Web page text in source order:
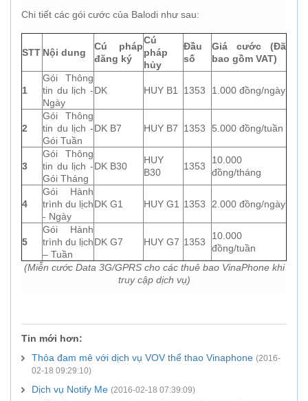
Chi tiết các gói cước của Balodi như sau:
STT Nội dung
Cú pháp
đăng ký
Cú
pháp
hủy
Đầu
số
Giá cước (Đã
bao gồm VAT)
1
Gói Thông
tin du lịch -
Ngày
DK HUY B1 1353 1.000 đồng/ngày
2
Gói Thông
tin du lịch -
Gói Tuần
DK B7 HUY B7 1353 5.000 đồng/tuần
3
Gói Thông
tin du lịch -
Gói Tháng
DK B30
HUY
B30
1353
10.000
đồng/tháng
4
Gói Hành
trình du lịch
- Ngày
DK G1 HUY G1 1353 2.000 đồng/ngày
5
Gói Hành
trình du lịch
– Tuần
DK G7 HUY G7 1353
10.000
đồng/tuần
(Miễn cước Data 3G/GPRS cho các thuê bao VinaPhone khi
truy cập dịch vụ)
Tin mới hơn:
Thỏa đam mê với dịch vụ VOV thể thao Vinaphone (2016-
02-18 09:29:10)
Dịch vụ Notify Me (2016-02-18 07:39:09)